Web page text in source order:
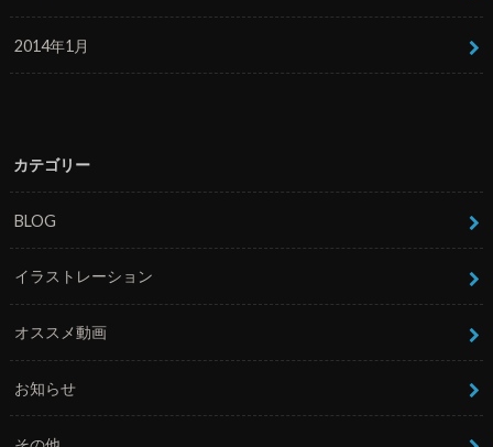
2014年1月
カテゴリー
BLOG
イラストレーション
オススメ動画
お知らせ